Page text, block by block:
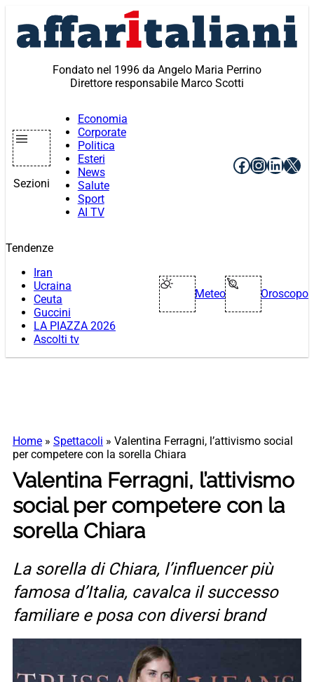
contenuto
Fondato nel 1996 da Angelo Maria Perrino
Direttore responsabile Marco Scotti
Sezioni
Economia
Corporate
Politica
Esteri
News
Salute
Sport
AI TV
Facebook
X
Tendenze
Iran
Ucraina
Ceuta
Guccini
LA PIAZZA 2026
Ascolti tv
Meteo Oroscopo
Home » Spettacoli » Valentina Ferragni, l’attivismo social
per competere con la sorella Chiara
Valentina Ferragni, l’attivismo
social per competere con la
sorella Chiara
La sorella di Chiara, l’influencer più
famosa d’Italia, cavalca il successo
familiare e posa con diversi brand